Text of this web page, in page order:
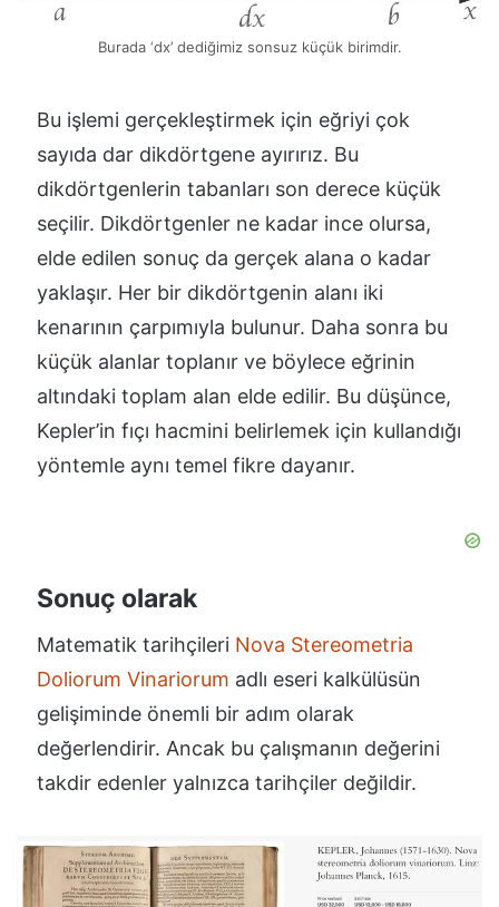
Burada ‘dx’ dediğimiz sonsuz küçük birimdir.
Bu işlemi gerçekleştirmek için eğriyi çok
sayıda dar dikdörtgene ayırırız. Bu
dikdörtgenlerin tabanları son derece küçük
seçilir. Dikdörtgenler ne kadar ince olursa,
elde edilen sonuç da gerçek alana o kadar
yaklaşır. Her bir dikdörtgenin alanı iki
kenarının çarpımıyla bulunur. Daha sonra bu
küçük alanlar toplanır ve böylece eğrinin
altındaki toplam alan elde edilir. Bu düşünce,
Kepler’in fıçı hacmini belirlemek için kullandığı
yöntemle aynı temel fikre dayanır.
Sonuç olarak
Matematik tarihçileri Nova Stereometria
Doliorum Vinariorum adlı eseri kalkülüsün
gelişiminde önemli bir adım olarak
değerlendirir. Ancak bu çalışmanın değerini
takdir edenler yalnızca tarihçiler değildir.